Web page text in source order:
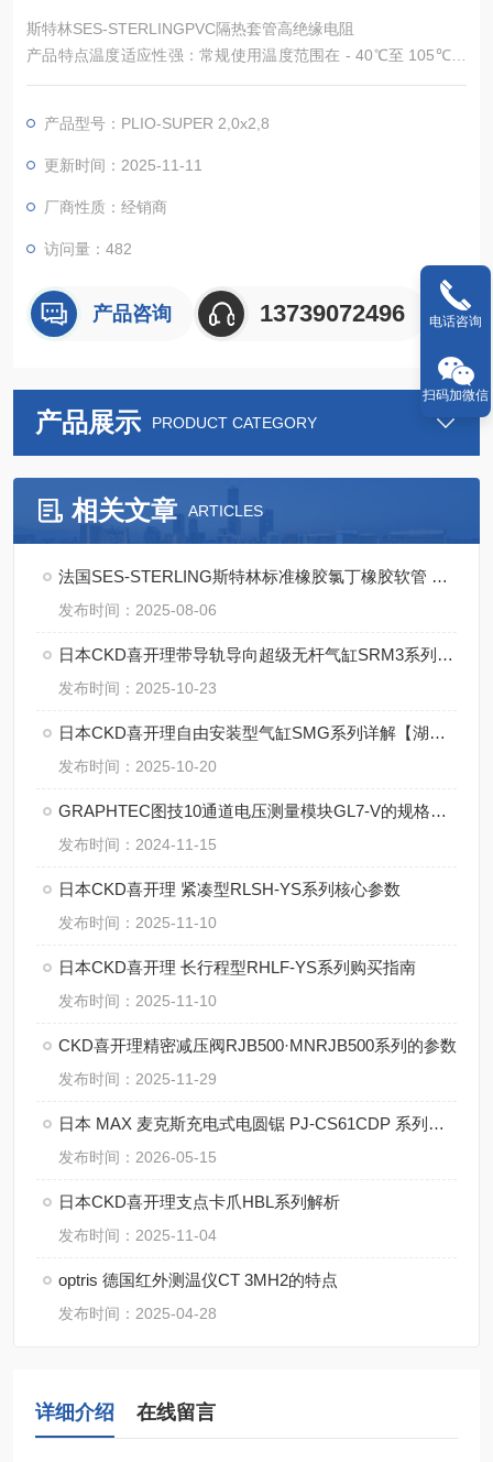
斯特林SES-STERLINGPVC隔热套管高绝缘电阻
产品特点温度适应性强：常规使用温度范围在 - 40℃至 105℃，
部分高性能型号可短期耐受 125℃甚至更高温度，能适应汽车发
韧性。
绝缘性能优异：绝缘电阻通常≥10&amp;amp;amp;#185;⁴Ω・c
安全隐患。
产品型号：PLIO-SUPER 2,0x2,8
更新时间：2025-11-11
厂商性质：经销商
访问量：482
产品咨询 13739072496
产品展示 PRODUCT CATEGORY
相关文章 ARTICLES
法国SES-STERLING斯特林标准橡胶氯丁橡胶软管 A0-M的优点
发布时间：2025-08-06
日本CKD喜开理带导轨导向超级无杆气缸SRM3系列详解【湖南中村】
发布时间：2025-10-23
日本CKD喜开理自由安装型气缸SMG系列详解【湖南中村】
发布时间：2025-10-20
GRAPHTEC图技10通道电压测量模块GL7-V的规格参数
发布时间：2024-11-15
日本CKD喜开理 紧凑型RLSH-YS系列核心参数
发布时间：2025-11-10
日本CKD喜开理 长行程型RHLF-YS系列购买指南
发布时间：2025-11-10
CKD喜开理精密减压阀RJB500·MNRJB500系列的参数
发布时间：2025-11-29
日本 MAX 麦克斯充电式电圆锯 PJ-CS61CDP 系列核心技术
发布时间：2026-05-15
日本CKD喜开理支点卡爪HBL系列解析
发布时间：2025-11-04
optris 德国红外测温仪CT 3MH2的特点
发布时间：2025-04-28
详细介绍 在线留言
电话咨询
扫码加微信